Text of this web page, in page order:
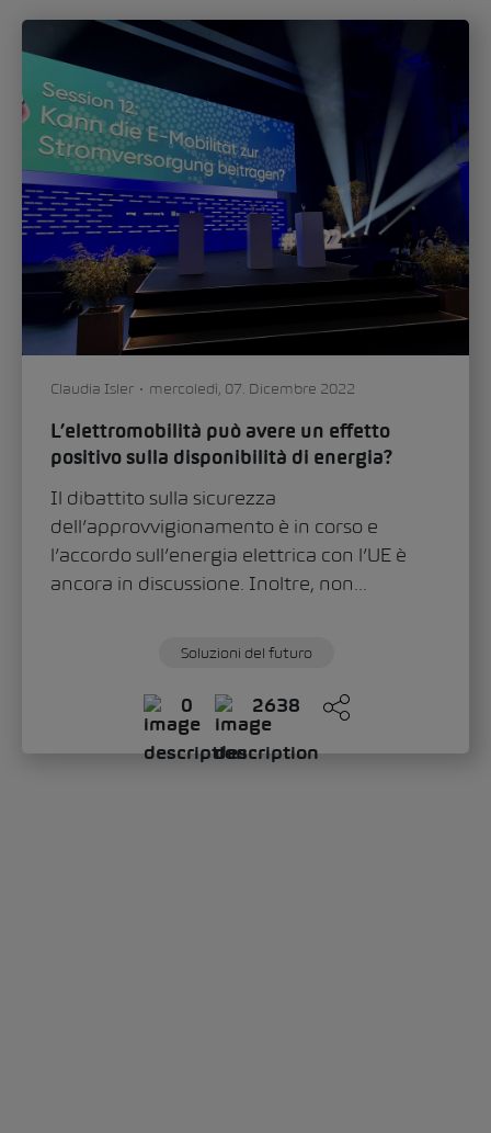
Claudia Isler mercoledì, 07. Dicembre 2022
L’elettromobilità può avere un effetto
positivo sulla disponibilità di energia?
Il dibattito sulla sicurezza
dell’approvvigionamento è in corso e
l’accordo sull’energia elettrica con l’UE è
ancora in discussione. Inoltre, non...
Soluzioni del futuro
0 2638